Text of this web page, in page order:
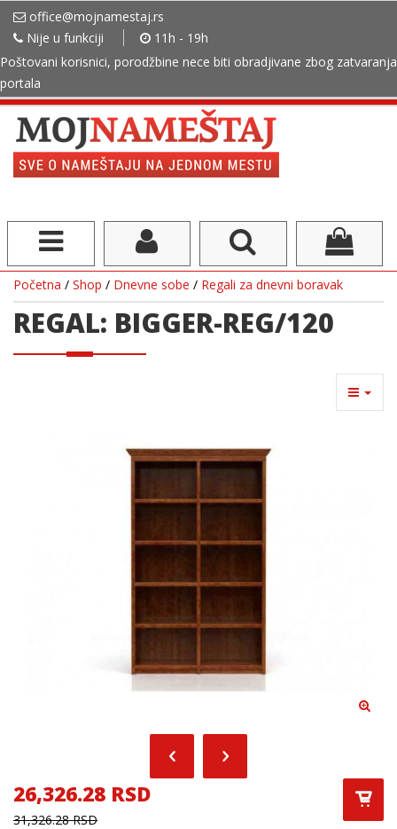
office@mojnamestaj.rs
Nije u funkciji
11h - 19h
Poštovani korisnici, porodžbine nece biti obradjivane zbog zatvaranja
portala
Početna / Shop / Dnevne sobe / Regali za dnevni boravak
REGAL: BIGGER-REG/120
26,326.28 RSD
31,326.28 RSD